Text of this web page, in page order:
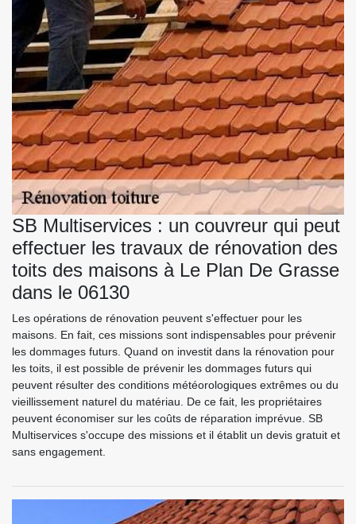
SB Multiservices : un couvreur qui peut
effectuer les travaux de rénovation des
toits des maisons à Le Plan De Grasse
dans le 06130
Les opérations de rénovation peuvent s'effectuer pour les
maisons. En fait, ces missions sont indispensables pour prévenir
les dommages futurs. Quand on investit dans la rénovation pour
les toits, il est possible de prévenir les dommages futurs qui
peuvent résulter des conditions météorologiques extrêmes ou du
vieillissement naturel du matériau. De ce fait, les propriétaires
peuvent économiser sur les coûts de réparation imprévue. SB
Multiservices s'occupe des missions et il établit un devis gratuit et
sans engagement.